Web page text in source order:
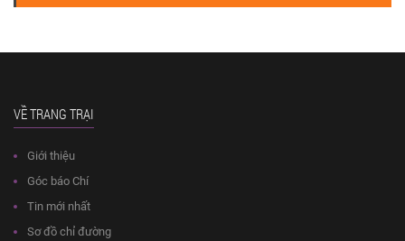
VỀ TRANG TRẠI
Giới thiệu
Góc báo Chí
Tin mới nhất
Sơ đồ chỉ đường